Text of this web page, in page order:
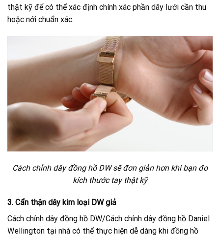
thật kỹ để có thể xác định chính xác phần dây lưới cần thu
hoặc nới chuẩn xác.
Cách chỉnh dây đồng hồ DW sẽ đơn giản hơn khi bạn đo
kích thước tay thật kỹ
3. Cẩn thận dây kim loại DW giả
Cách chỉnh dây đồng hồ DW/Cách chỉnh dây đồng hồ Daniel
Wellington tại nhà có thể thực hiện dễ dàng khi đồng hồ